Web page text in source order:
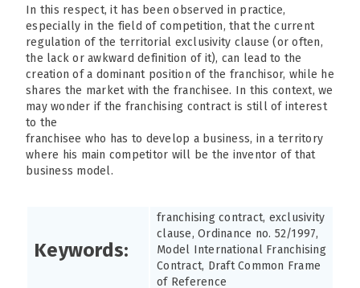
In this respect, it has been observed in practice,
especially in the field of competition, that the current
regulation of the territorial exclusivity clause (or often,
the lack or awkward definition of it), can lead to the
creation of a dominant position of the franchisor, while he
shares the market with the franchisee. In this context, we
may wonder if the franchising contract is still of interest
to the
franchisee who has to develop a business, in a territory
where his main competitor will be the inventor of that
business model.
Keywords:
franchising contract, exclusivity
clause, Ordinance no. 52/1997,
Model International Franchising
Contract, Draft Common Frame
of Reference